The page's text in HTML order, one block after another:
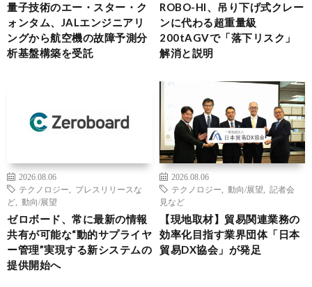
量子技術のエー・スター・ク
ォンタム、JALエンジニアリ
ングから航空機の故障予測分
析基盤構築を受託
ROBO-HI、吊り下げ式クレー
ンに代わる超重量級
200tAGVで「落下リスク」
解消と説明
2026.08.06
テクノロジー
プレスリリースな
ど
動向/展望
ゼロボード、常に最新の情報
共有が可能な“動的サプライヤ
ー管理”実現する新システムの
提供開始へ
2026.08.06
テクノロジー
動向/展望
記者会
見など
【現地取材】貿易関連業務の
効率化目指す業界団体「日本
貿易DX協会」が発足